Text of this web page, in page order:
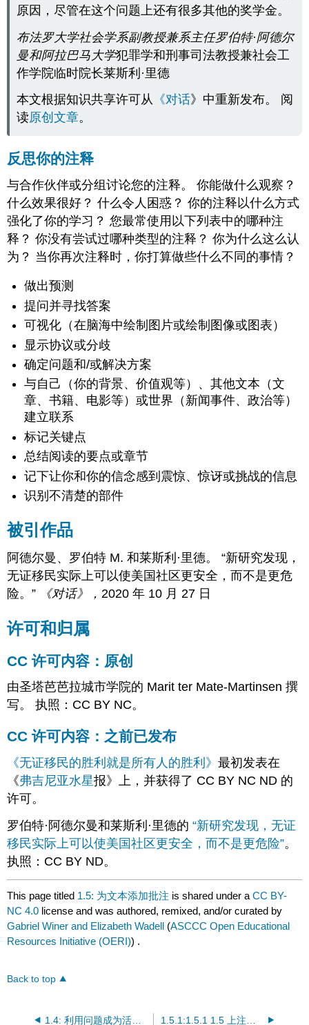
原因，尽管在这个问题上还有很多其他的奖学金。
布法罗大学社会学系副教授兼系主任罗伯特·阿德尔
曼和阿拉巴马 大学犯罪学和刑事司法教授兼社会工
作学院临时院长莱斯利·里德
本文根据知识共享许可从 《对话》中重新发布。 阅
读原创文章。
反思你的注释
与合作伙伴或分组讨论您的注释。 你能做什么观察？
什么效果很好？ 什么令人困惑？ 你的注释以什么方式
强化了你的学习？ 您最常使用以下列表中的哪种注
释？ 你没有尝试过哪种类型的注释？ 你为什么这么认
为？ 当你再次注释时，你打算做些什么不同的事情？
做出预测
提问并寻找答案
可视化（在脑海中绘制图片或绘制图像或图表）
显示协议或分歧
确定问题和/或解决方案
与自己（你的背景、价值观等）、其他文本（文
章、书籍、电影等）或世界（新闻事件、政治等）
建立联系
标记关键点
总结阅读的要点或章节
记下让你和你的信念感到震惊、惊讶或挑战的信息
识别不清楚的部件
被引作品
阿德尔曼、罗伯特 M. 和莱斯利·里德。 “新研究发现，
无证移民实际上可以使美国社区更安全，而不是更危
险。”
《对话》， 2020 年 10 月 27 日
许可和归属
CC 许可内容：原创
由圣塔芭芭拉城市学院的 Marit ter Mate-Martinsen 撰
写。 执照：CC BY NC。
CC 许可内容：之前已发布
《无证移民的胜利就是所有人的胜利》最初发表在
《弗吉尼亚水星报》上，并获得了 CC BY NC ND 的
许可。
罗伯特·阿德尔曼和莱斯利·里德的“新研究发现，无证
移民实际上可以使美国社区更安全，而不是更危险”。
执照：CC BY ND。
This page titled 1.5: 为文本添加批注 is shared under aCC BY-
NC 4.0 license and was authored, remixed, and/or curated by
Gabriel Winer and Elizabeth Wadell (ASCCC Open Educational
Resources Initiative (OERI)) .
Back to top
1.4: 利用问题成为活跃的读者